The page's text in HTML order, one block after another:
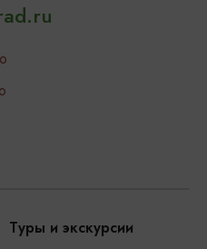
Туры и экскурсии